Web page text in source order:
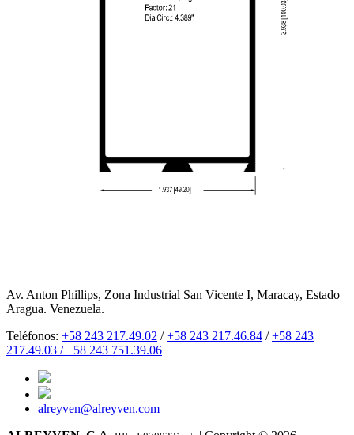
Av. Anton Phillips, Zona Industrial San Vicente I, Maracay, Estado
Aragua. Venezuela.
Teléfonos: +58 243 217.49.02 /+58 243 217.46.84 /+58 243
217.49.03 /+58 243 751.39.06
alreyven@alreyven.com